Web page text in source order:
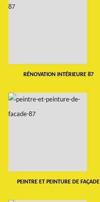
RÉNOVATION INTÉRIEURE 87
PEINTRE ET PEINTURE DE FAÇADE